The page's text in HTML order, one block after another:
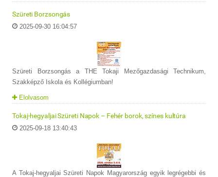
Szüreti Borzsongás
2025-09-30 16:04:57
Szüreti Borzsongás a THE Tokaji Mezőgazdasági Technikum,
Szakképző Iskola és Kollégiumban!
Elolvasom
Tokaj-hegyaljai Szüreti Napok – Fehér borok, színes kultúra
2025-09-18 13:40:43
A Tokaj-hegyaljai Szüreti Napok Magyarország egyik legrégebbi és